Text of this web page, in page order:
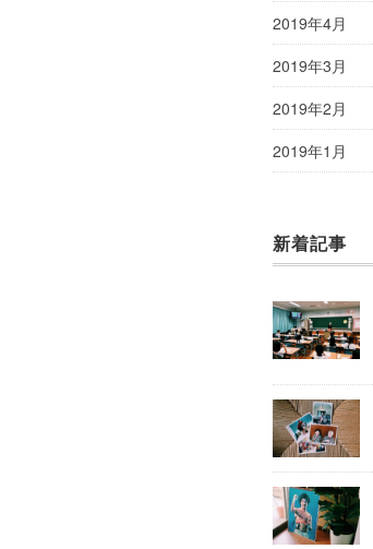
2019年4月
2019年3月
2019年2月
2019年1月
新着記事